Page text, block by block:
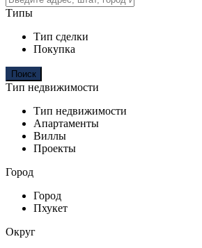
Типы
Тип сделки
Покупка
Тип недвижимости
Тип недвижимости
Апартаменты
Виллы
Проекты
Город
Город
Пхукет
Округ